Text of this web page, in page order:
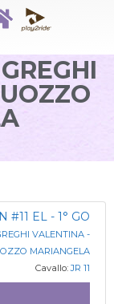
#11 EL - 1° GO
VALENTINA -
MARIANGELA
Cavallo:JR 11